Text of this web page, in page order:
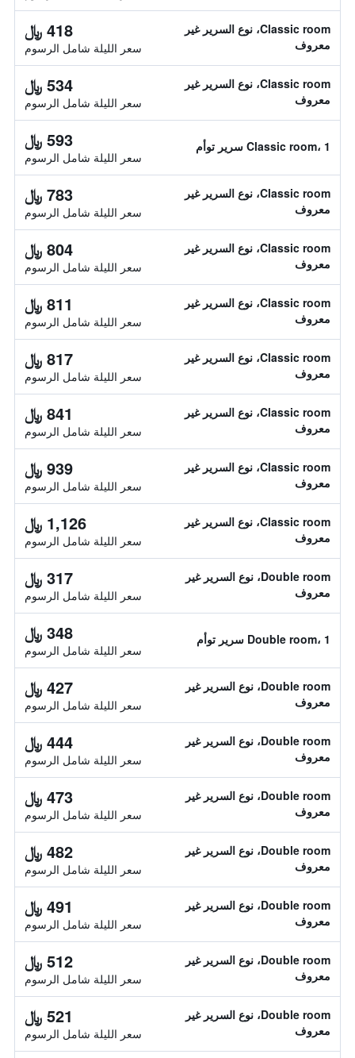
Classic room، نوع السرير غير
معروف
418 ﷼
سعر الليلة شامل الرسوم
Classic room، نوع السرير غير
معروف
534 ﷼
سعر الليلة شامل الرسوم
Classic room، 1 سرير توأم 593 ﷼
سعر الليلة شامل الرسوم
Classic room، نوع السرير غير
معروف
783 ﷼
سعر الليلة شامل الرسوم
Classic room، نوع السرير غير
معروف
804 ﷼
سعر الليلة شامل الرسوم
Classic room، نوع السرير غير
معروف
811 ﷼
سعر الليلة شامل الرسوم
Classic room، نوع السرير غير
معروف
817 ﷼
سعر الليلة شامل الرسوم
Classic room، نوع السرير غير
معروف
841 ﷼
سعر الليلة شامل الرسوم
Classic room، نوع السرير غير
معروف
939 ﷼
سعر الليلة شامل الرسوم
Classic room، نوع السرير غير
معروف
1,126 ﷼
سعر الليلة شامل الرسوم
Double room، نوع السرير غير
معروف
317 ﷼
سعر الليلة شامل الرسوم
Double room، 1 سرير توأم 348 ﷼
سعر الليلة شامل الرسوم
Double room، نوع السرير غير
معروف
427 ﷼
سعر الليلة شامل الرسوم
Double room، نوع السرير غير
معروف
444 ﷼
سعر الليلة شامل الرسوم
Double room، نوع السرير غير
معروف
473 ﷼
سعر الليلة شامل الرسوم
Double room، نوع السرير غير
معروف
482 ﷼
سعر الليلة شامل الرسوم
Double room، نوع السرير غير
معروف
491 ﷼
سعر الليلة شامل الرسوم
Double room، نوع السرير غير
معروف
512 ﷼
سعر الليلة شامل الرسوم
Double room، نوع السرير غير
معروف
521 ﷼
سعر الليلة شامل الرسوم